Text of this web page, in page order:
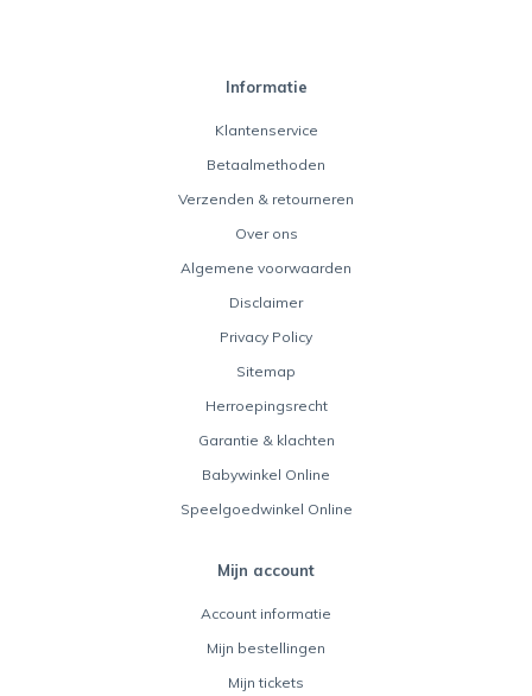
Informatie
Klantenservice
Betaalmethoden
Verzenden & retourneren
Over ons
Algemene voorwaarden
Disclaimer
Privacy Policy
Sitemap
Herroepingsrecht
Garantie & klachten
Babywinkel Online
Speelgoedwinkel Online
Mijn account
Account informatie
Mijn bestellingen
Mijn tickets